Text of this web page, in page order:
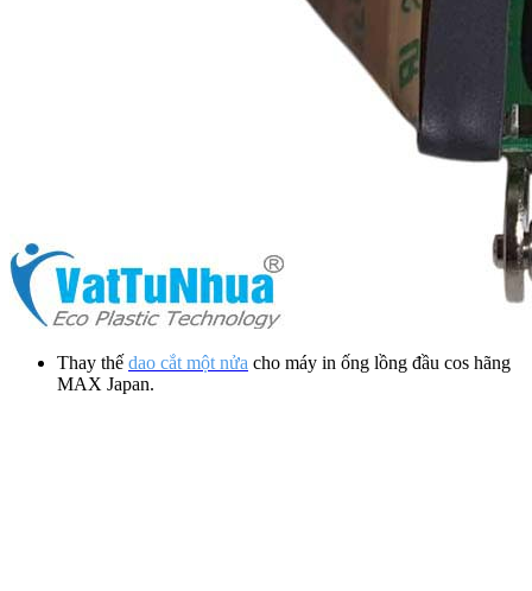
Thay thế dao cắt một nửa cho máy in ống lồng đầu cos hãng
MAX Japan.